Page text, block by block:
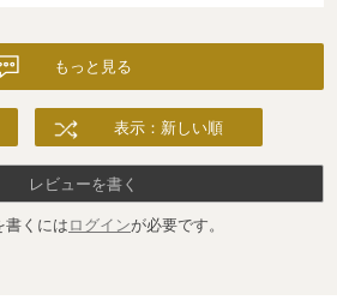
もっと見る
表示：新しい順
レビューを書く
くにはログインが必要です。